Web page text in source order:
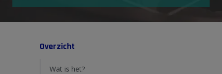
Overzicht
Wat is het?